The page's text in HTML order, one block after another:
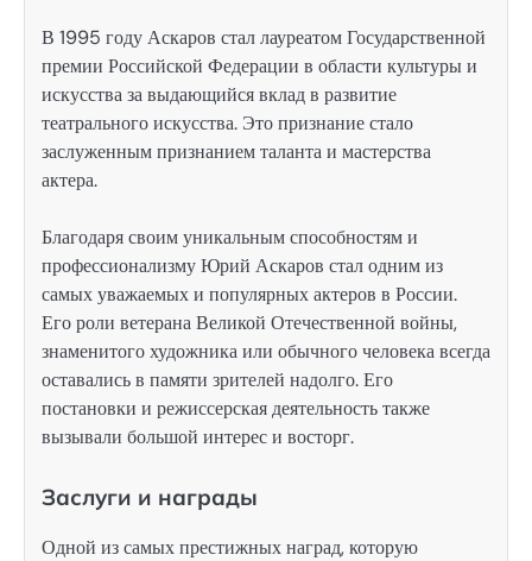
В 1995 году Аскаров стал лауреатом Государственной
премии Российской Федерации в области культуры и
искусства за выдающийся вклад в развитие
театрального искусства. Это признание стало
заслуженным признанием таланта и мастерства
актера.
Благодаря своим уникальным способностям и
профессионализму Юрий Аскаров стал одним из
самых уважаемых и популярных актеров в России.
Его роли ветерана Великой Отечественной войны,
знаменитого художника или обычного человека всегда
оставались в памяти зрителей надолго. Его
постановки и режиссерская деятельность также
вызывали большой интерес и восторг.
Заслуги и награды
Одной из самых престижных наград, которую